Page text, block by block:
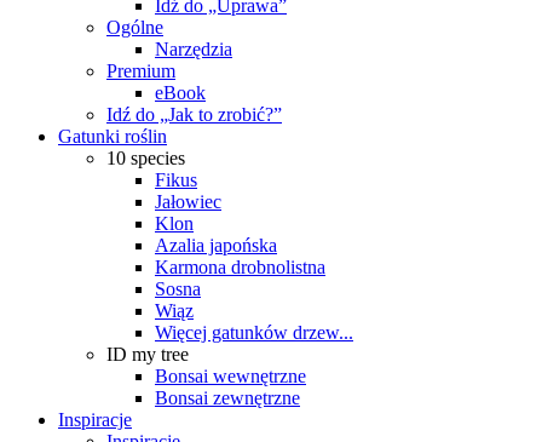
Idź do „Uprawa”
Ogólne
Narzędzia
Premium
eBook
Idź do „Jak to zrobić?”
Gatunki roślin
10 species
Fikus
Jałowiec
Klon
Azalia japońska
Karmona drobnolistna
Sosna
Wiąz
Więcej gatunków drzew...
ID my tree
Bonsai wewnętrzne
Bonsai zewnętrzne
Inspiracje